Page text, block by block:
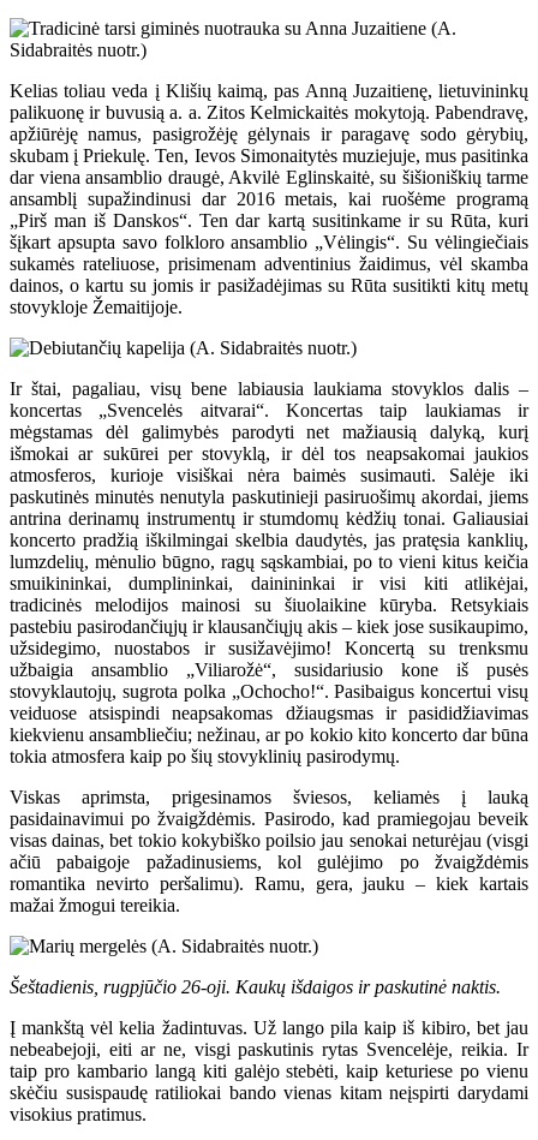
Kelias toliau veda į Klišių kaimą, pas Anną Juzaitienę, lietuvininkų
palikuonę ir buvusią a. a. Zitos Kelmickaitės mokytoją. Pabendravę,
apžiūrėję namus, pasigrožėję gėlynais ir paragavę sodo gėrybių,
skubam į Priekulę. Ten, Ievos Simonaitytės muziejuje, mus pasitinka
dar viena ansamblio draugė, Akvilė Eglinskaitė, su šišioniškių tarme
ansamblį supažindinusi dar 2016 metais, kai ruošėme programą
„Pirš man iš Danskos“. Ten dar kartą susitinkame ir su Rūta, kuri
šįkart apsupta savo folkloro ansamblio „Vėlingis“. Su vėlingiečiais
sukamės rateliuose, prisimenam adventinius žaidimus, vėl skamba
dainos, o kartu su jomis ir pasižadėjimas su Rūta susitikti kitų metų
stovykloje Žemaitijoje.
Ir štai, pagaliau, visų bene labiausia laukiama stovyklos dalis –
koncertas „Svencelės aitvarai“. Koncertas taip laukiamas ir
mėgstamas dėl galimybės parodyti net mažiausią dalyką, kurį
išmokai ar sukūrei per stovyklą, ir dėl tos neapsakomai jaukios
atmosferos, kurioje visiškai nėra baimės susimauti. Salėje iki
paskutinės minutės nenutyla paskutinieji pasiruošimų akordai, jiems
antrina derinamų instrumentų ir stumdomų kėdžių tonai. Galiausiai
koncerto pradžią iškilmingai skelbia daudytės, jas pratęsia kanklių,
lumzdelių, mėnulio būgno, ragų sąskambiai, po to vieni kitus keičia
smuikininkai, dumplininkai, dainininkai ir visi kiti atlikėjai,
tradicinės melodijos mainosi su šiuolaikine kūryba. Retsykiais
pastebiu pasirodančiųjų ir klausančiųjų akis – kiek jose susikaupimo,
užsidegimo, nuostabos ir susižavėjimo! Koncertą su trenksmu
užbaigia ansamblio „Viliarožė“, susidariusio kone iš pusės
stovyklautojų, sugrota polka „Ochocho!“. Pasibaigus koncertui visų
veiduose atsispindi neapsakomas džiaugsmas ir pasididžiavimas
kiekvienu ansambliečiu; nežinau, ar po kokio kito koncerto dar būna
tokia atmosfera kaip po šių stovyklinių pasirodymų.
Viskas aprimsta, prigesinamos šviesos, keliamės į lauką
pasidainavimui po žvaigždėmis. Pasirodo, kad pramiegojau beveik
visas dainas, bet tokio kokybiško poilsio jau senokai neturėjau (visgi
ačiū pabaigoje pažadinusiems, kol gulėjimo po žvaigždėmis
romantika nevirto peršalimu). Ramu, gera, jauku – kiek kartais
mažai žmogui tereikia.
Šeštadienis, rugpjūčio 26-oji. Kaukų išdaigos ir paskutinė naktis.
Į mankštą vėl kelia žadintuvas. Už lango pila kaip iš kibiro, bet jau
nebeabejoji, eiti ar ne, visgi paskutinis rytas Svencelėje, reikia. Ir
taip pro kambario langą kiti galėjo stebėti, kaip keturiese po vienu
skėčiu susispaudę ratiliokai bando vienas kitam neįspirti darydami
visokius pratimus.